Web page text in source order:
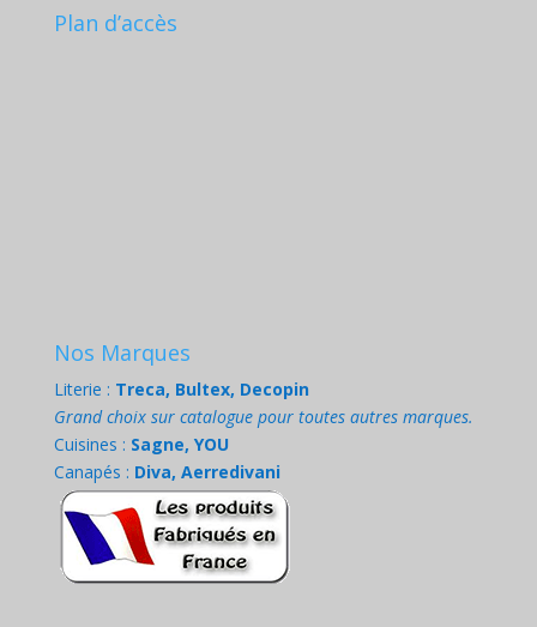
Plan d’accès
Nos Marques
Literie : Treca, Bultex, Decopin
Grand choix sur catalogue pour toutes autres marques.
Cuisines : Sagne, YOU
Canapés : Diva, Aerredivani